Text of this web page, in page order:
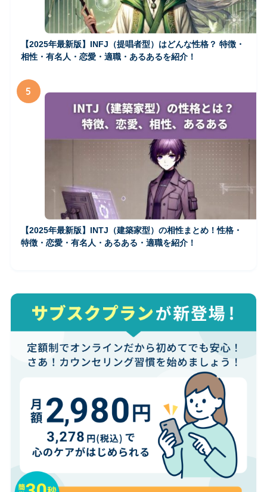
【2025年最新版】INFJ（提唱者型）はどんな性格？ 特徴・
相性・有名人・恋愛・適職・あるあるを紹介！
5
【2025年最新版】INTJ（建築家型）の相性まとめ！性格・
特徴・恋愛・有名人・あるある・適職を紹介！